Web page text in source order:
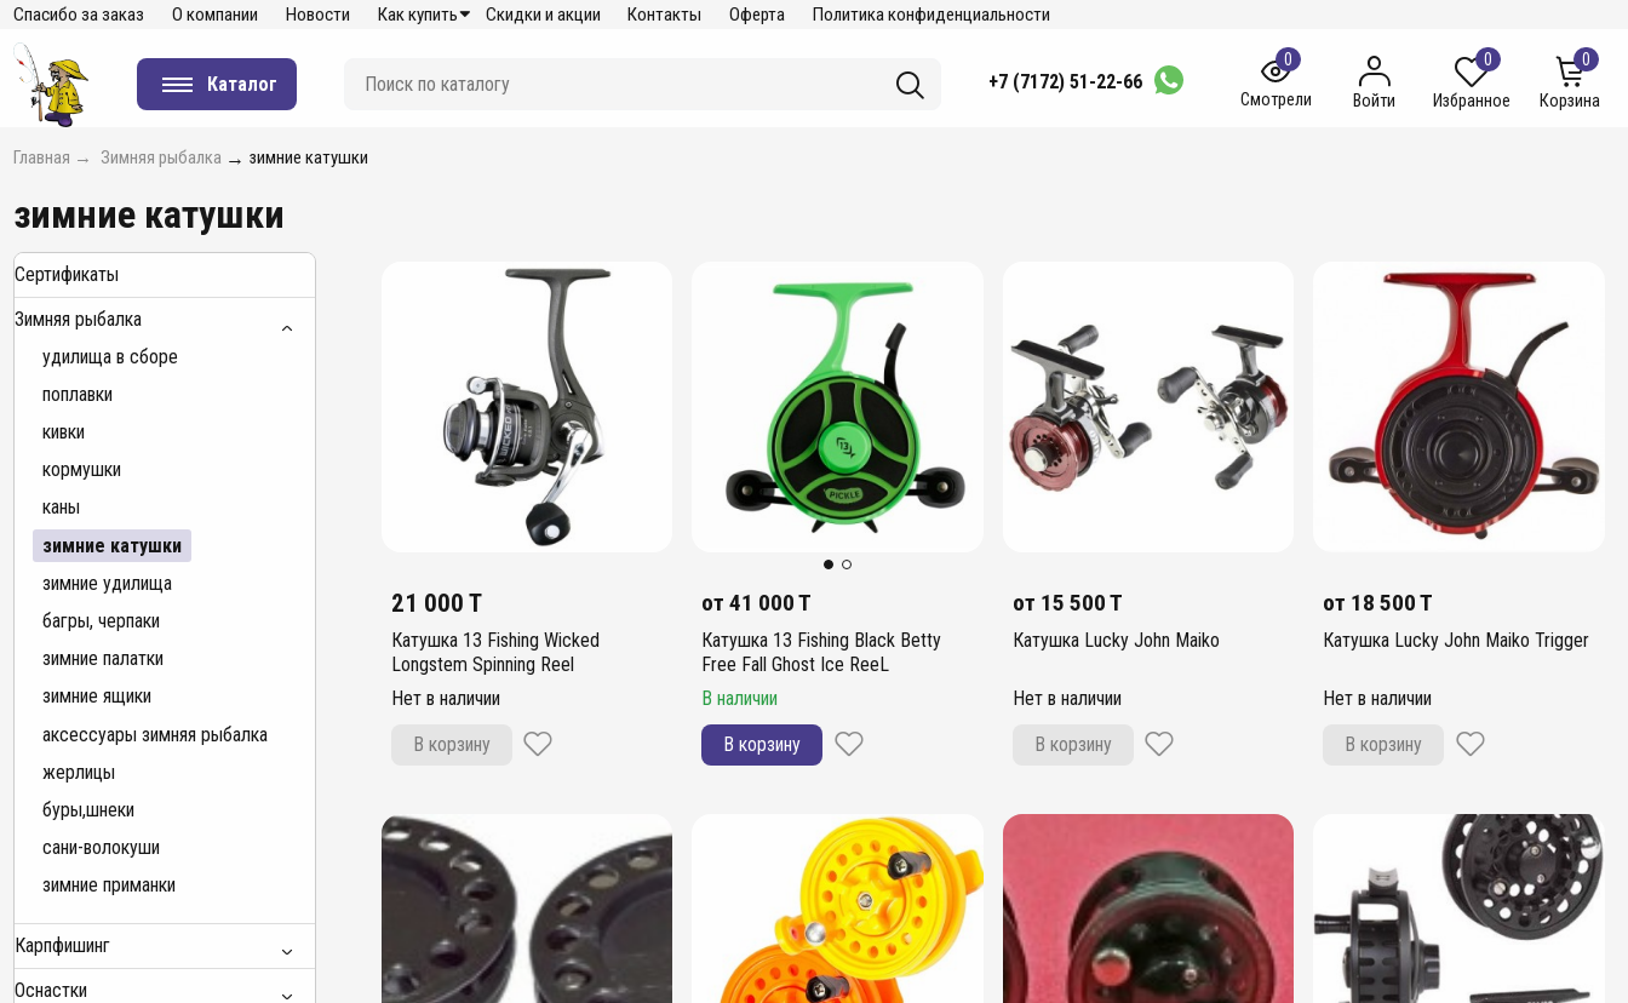
Спасибо за заказ О компании Новости Как купить Скидки и акции Контакты Оферта Политика конфиденциальности
Каталог +7 (7172) 51-22-66
0
Смотрели Войти
0
Избранное
0
Корзина
Главная → Зимняя рыбалка → зимние катушки
зимние катушки
Сертификаты
Зимняя рыбалка
удилища в сборе
поплавки
кивки
кормушки
каны
зимние катушки
зимние удилища
багры, черпаки
зимние палатки
зимние ящики
аксессуары зимняя рыбалка
жерлицы
буры,шнеки
сани-волокуши
зимние приманки
Карпфишинг
Оснастки
21 000 T
Катушка 13 Fishing Wicked
Longstem Spinning Reel
Нет в наличии
В корзину
от41 000 T
Катушка 13 Fishing Black Betty
Free Fall Ghost Ice ReeL
В наличии
В корзину
от 15 500 T
Катушка Lucky John Maiko
Нет в наличии
В корзину
от 18 500 T
Катушка Lucky John Maiko Trigger
Нет в наличии
В корзину